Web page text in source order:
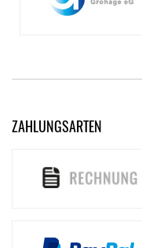
ZAHLUNGSARTEN